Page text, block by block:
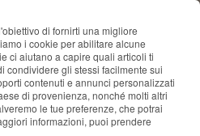
WHITE
di fornirti una migliore
i cookie per abilitare alcune
ci aiutano a capire quali articoli ti
condividere gli stessi facilmente sui
contenuti e annunci personalizzati
di provenienza, nonché molti altri
le tue preferenze, che potrai
informazioni, puoi prendere